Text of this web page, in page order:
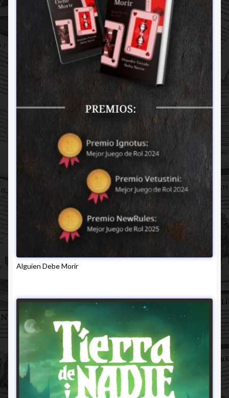
Alguien Debe Morir